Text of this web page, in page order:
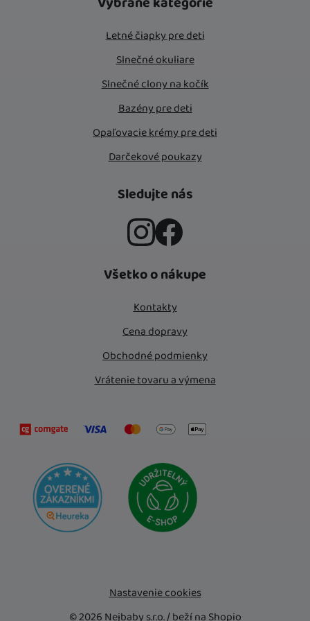
Letné čiapky pre deti
Slnečné okuliare
Slnečné clony na kočík
Bazény pre deti
Opaľovacie krémy pre deti
Darčekové poukazy
Sledujte nás
Všetko o nákupe
Kontakty
Cena dopravy
Obchodné podmienky
Vrátenie tovaru a výmena
Nastavenie cookies
© 2026 Nejbaby s.r.o. /beží na Shopio